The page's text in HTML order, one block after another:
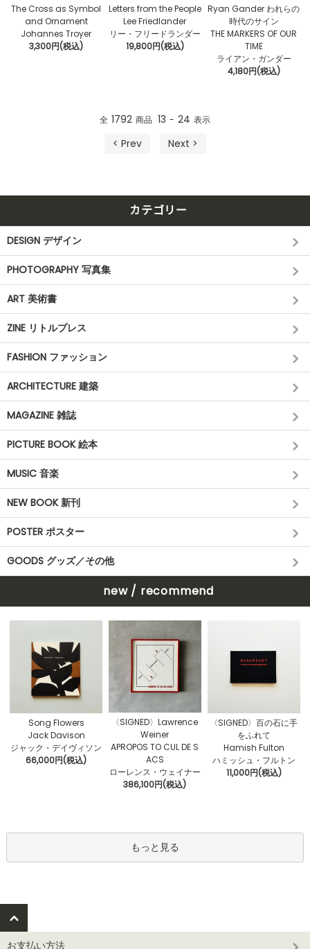
The Cross as Symbol
and Ornament
Johannes Troyer
3,300円(税込)
Letters from the People
Lee Friedlander
リー・フリードランダー
19,800円(税込)
Ryan Gander われらの
時代のサイン
THE MARKERS OF OUR
TIME
ライアン・ガンダー
4,180円(税込)
全 1792 商品 13 - 24 表示
< Prev Next >
カテゴリー
DESIGN デザイン
PHOTOGRAPHY 写真集
ART 美術書
ZINE リトルプレス
FASHION ファッション
ARCHITECTURE 建築
MAGAZINE 雑誌
PICTURE BOOK 絵本
MUSIC 音楽
NEW BOOK 新刊
POSTER ポスター
GOODS グッズ／その他
new / recommend
Song Flowers
Jack Davison
ジャック・デイヴィソン
66,000円(税込)
〈SIGNED〉Lawrence
Weiner
APROPOS TO CUL DE S
ACS
ローレンス・ウェイナー
386,100円(税込)
〈SIGNED〉百の石に手
をふれて
Hamish Fulton
ハミッシュ・フルトン
11,000円(税込)
もっと見る
お支払い方法